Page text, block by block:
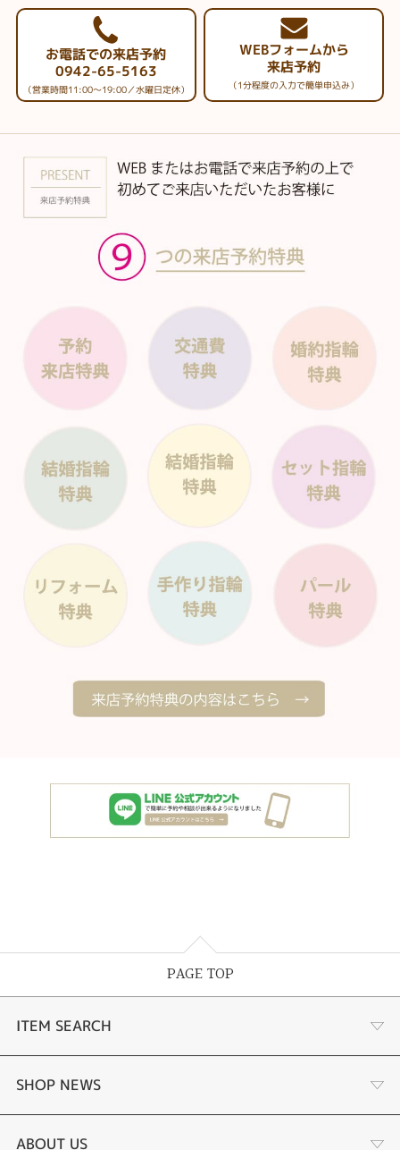
お電話での来店予約
0942-65-5163
（営業時間11:00～19:00／水曜日定休）
WEBフォームから
来店予約
（1分程度の入力で簡単申込み）
PAGE TOP
ITEM SEARCH
婚約指輪
手作り婚約指輪
SHOP NEWS
デジタルジュエリー®とは
ABOUT US